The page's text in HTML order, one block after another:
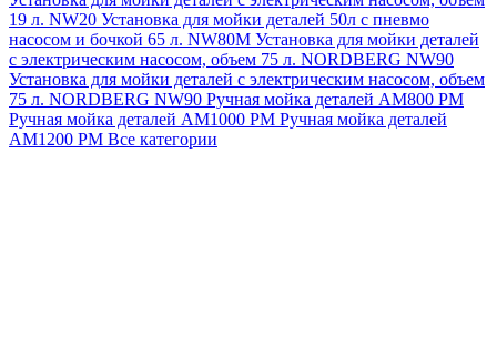
19 л. NW20 Установка для мойки деталей 50л с пневмо
насосом и бочкой 65 л. NW80M Установка для мойки деталей
с электрическим насосом, объем 75 л. NORDBERG NW90
Установка для мойки деталей с электрическим насосом, объем
75 л. NORDBERG NW90 Ручная мойка деталей АМ800 РМ
Ручная мойка деталей АМ1000 РМ Ручная мойка деталей
АМ1200 РМ Все категории